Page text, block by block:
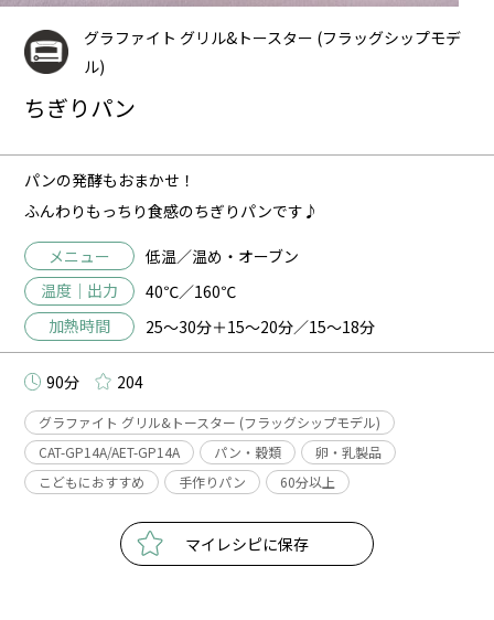
グラファイト グリル&トースター (フラッグシップモデ
ル)
ちぎりパン
パンの発酵もおまかせ！
ふんわりもっちり食感のちぎりパンです♪
メニュー
低温／温め・オーブン
温度｜出力
40℃／160℃
加熱時間
25～30分＋15～20分／15～18分
90分 204
グラファイト グリル&トースター (フラッグシップモデル)
CAT-GP14A/AET-GP14A
パン・穀類
卵・乳製品
こどもにおすすめ
手作りパン 60分以上
マイレシピに保存